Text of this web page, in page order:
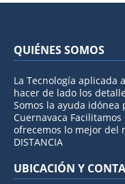
QUIÉNES SOMOS
La Tecnología
hacer de lado los
Somos la ayuda
Cuernavaca
ofrecemos lo mejor del
DISTANCIA
UBICACIÓN Y